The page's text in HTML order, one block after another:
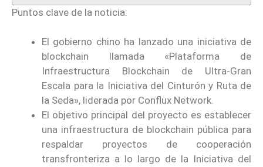
Puntos clave de la noticia:
El gobierno chino ha lanzado una iniciativa de
blockchain llamada «Plataforma de
Infraestructura Blockchain de Ultra-Gran
Escala para la Iniciativa del Cinturón y Ruta de
la Seda», liderada por Conflux Network.
El objetivo principal del proyecto es establecer
una infraestructura de blockchain pública para
respaldar proyectos de cooperación
transfronteriza a lo largo de la Iniciativa del